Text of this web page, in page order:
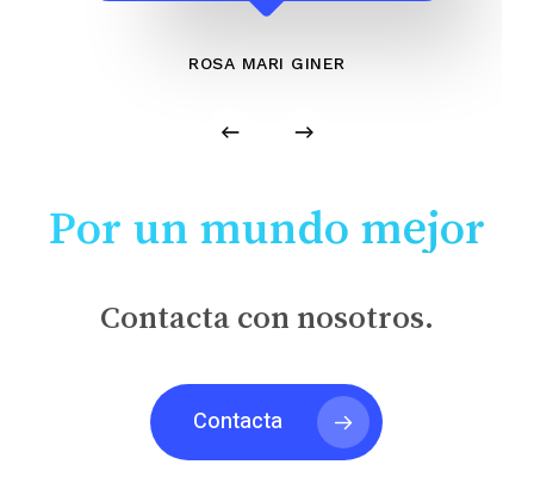
ROSA MARI GINER
Por un mundo mejor
Contacta con nosotros.
Contacta